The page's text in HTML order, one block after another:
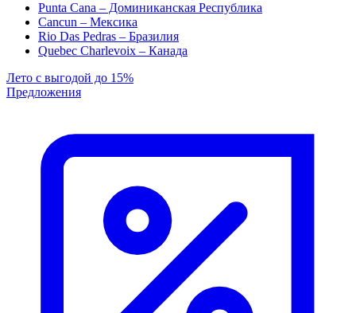
Punta Cana – Доминиканская Республика
Cancun – Мексика
Rio Das Pedras – Бразилия
Quebec Charlevoix – Канада
Лето с выгодой до 15%
Предложения